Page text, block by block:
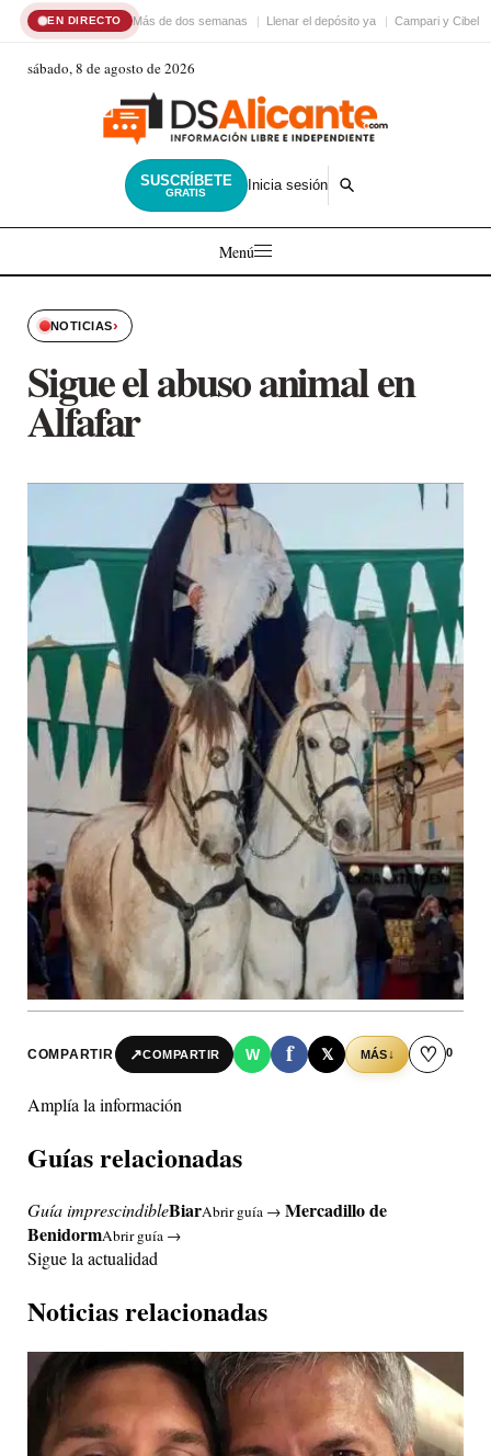
EN DIRECTO Más de dos semanas Llenar el depósito ya Campari y
sábado, 8 de agosto de 2026
SUSCRÍBETE
GRATIS Inicia sesión
Menú
NOTICIAS›
Sigue el abuso animal en
Alfafar
COMPARTIR ↗COMPARTIR W f 𝕏 MÁS↓ ♡ 0
Amplía la información
Guías relacionadas
Guía imprescindibleBiarAbrir guía → Mercadillo de
BenidormAbrir guía →
Sigue la actualidad
Noticias relacionadas